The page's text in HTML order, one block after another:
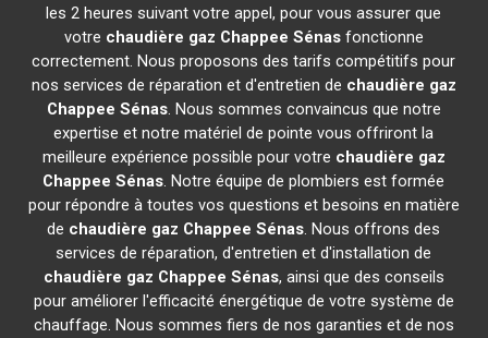
les 2 heures suivant votre appel, pour vous assurer que
votre chaudière gaz Chappee Sénasfonctionne
correctement. Nous proposons des tarifs compétitifs pour
nos services de réparation et d'entretien de chaudière gaz
Chappee Sénas. Nous sommes convaincus que notre
expertise et notre matériel de pointe vous offriront la
meilleure expérience possible pour votre chaudière gaz
Chappee Sénas. Notre équipe de plombiers est formée
pour répondre à toutes vos questions et besoins en matière
de chaudière gaz Chappee Sénas. Nous offrons des
services de réparation, d'entretien et d'installation de
chaudière gaz Chappee Sénas, ainsi que des conseils
pour améliorer l'efficacité énergétique de votre système de
chauffage. Nous sommes fiers de nos garanties et de nos